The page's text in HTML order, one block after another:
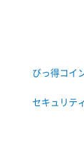
びっ得コイ
セキュリテ